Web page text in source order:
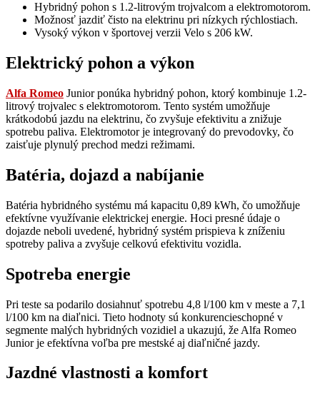
Hybridný pohon s 1.2-litrovým trojvalcom a elektromotorom.
Možnosť jazdiť čisto na elektrinu pri nízkych rýchlostiach.
Vysoký výkon v športovej verzii Velo s 206 kW.
Elektrický pohon a výkon
Alfa Romeo Junior ponúka hybridný pohon, ktorý kombinuje 1.2-
litrový trojvalec s elektromotorom. Tento systém umožňuje
krátkodobú jazdu na elektrinu, čo zvyšuje efektivitu a znižuje
spotrebu paliva. Elektromotor je integrovaný do prevodovky, čo
zaisťuje plynulý prechod medzi režimami.
Batéria, dojazd a nabíjanie
Batéria hybridného systému má kapacitu 0,89 kWh, čo umožňuje
efektívne využívanie elektrickej energie. Hoci presné údaje o
dojazde neboli uvedené, hybridný systém prispieva k zníženiu
spotreby paliva a zvyšuje celkovú efektivitu vozidla.
Spotreba energie
Pri teste sa podarilo dosiahnuť spotrebu 4,8 l/100 km v meste a 7,1
l/100 km na diaľnici. Tieto hodnoty sú konkurencieschopné v
segmente malých hybridných vozidiel a ukazujú, že Alfa Romeo
Junior je efektívna voľba pre mestské aj diaľničné jazdy.
Jazdné vlastnosti a komfort